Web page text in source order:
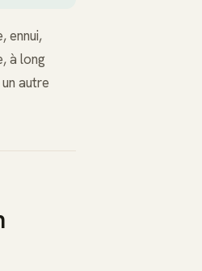
ennui,
à long
autre